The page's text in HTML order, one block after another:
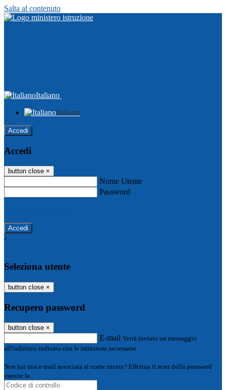
Salta al contenuto
Italiano
Italiano
Accedi
Accedi
button close ×
Nome Utente
Password
-
Seleziona utente
button close ×
Recupero password
button close ×
E-mail Verrà inviato un messaggio
all'indirizzo indicato con le istruzioni necessarie.
Non hai una e-mail associata al nome utente? Effettua il reset della password
tramite la